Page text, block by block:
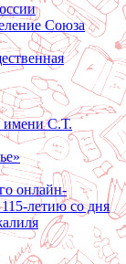
Союза
имени С.Т.
онлайн-
летию со дня